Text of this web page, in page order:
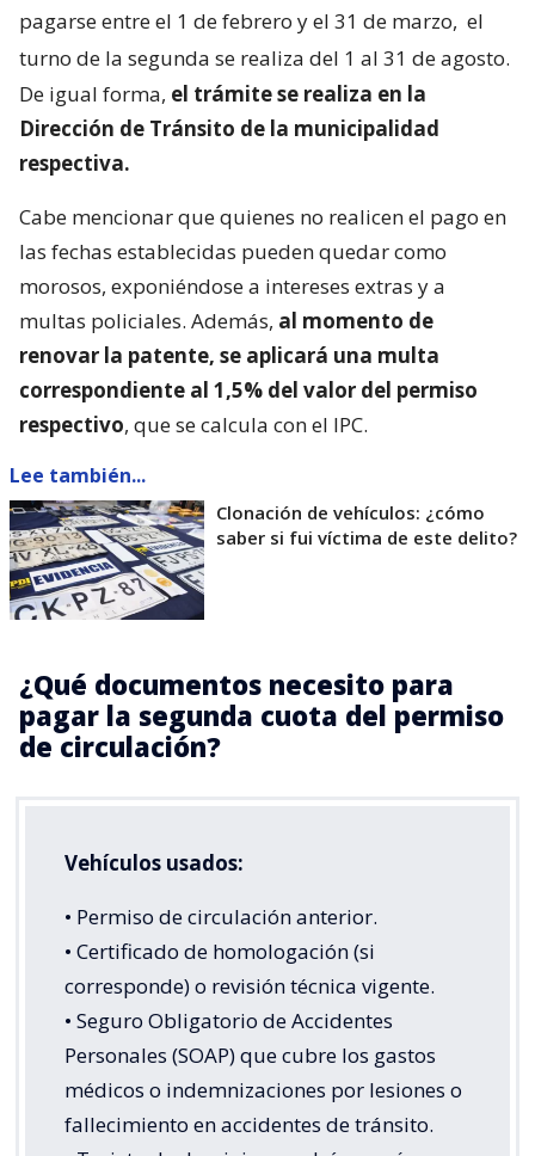
pagarse entre el 1 de febrero y el 31 de marzo, el
turno de la segunda se realiza del 1 al 31 de agosto.
De igual forma, el trámite se realiza en la
Dirección de Tránsito de la municipalidad
respectiva.
Cabe mencionar que quienes no realicen el pago en
las fechas establecidas pueden quedar como
morosos, exponiéndose a intereses extras y a
multas policiales. Además, al momento de
renovar la patente, se aplicará una multa
correspondiente al 1,5% del valor del permiso
respectivo, que se calcula con el IPC.
Lee también...
Clonación de vehículos: ¿cómo
saber si fui víctima de este delito?
¿Qué documentos necesito para
pagar la segunda cuota del permiso
de circulación?
Vehículos usados:
• Permiso de circulación anterior.
• Certificado de homologación (si
corresponde) o revisión técnica vigente.
• Seguro Obligatorio de Accidentes
Personales (SOAP) que cubre los gastos
médicos o indemnizaciones por lesiones o
fallecimiento en accidentes de tránsito.